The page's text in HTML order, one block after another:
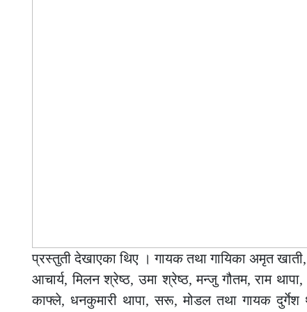
प्रस्तुती देखाएका थिए । गायक तथा गायिका अमृत
आचार्य, मिलन श्रेष्ठ, उमा श्रेष्ठ, मन्जु गौतम, राम
काफ्ले, धनकुमारी थापा, सरू, मोडल तथा गायक दुर्गेश